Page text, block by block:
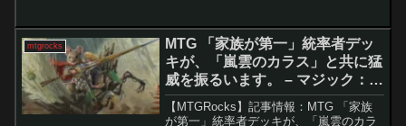
ウィンの昏明』のプレビューシーズンが
目前に迫...
mtgrocks
MTG 「家族が第一」統率者デッ
キが、「嵐雲のカラス」と共に猛
威を振るいます。 – マジック：
ザ・ギャザリング
【MTGRocks】記事情報：MTG 「家族
が第一」統率者デッキが、「嵐雲のカラ